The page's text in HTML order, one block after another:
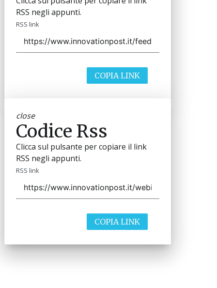
RSS negli appunti.
RSS link
COPIA LINK
close
Codice Rss
Clicca sul pulsante per copiare il link
RSS negli appunti.
RSS link
COPIA LINK